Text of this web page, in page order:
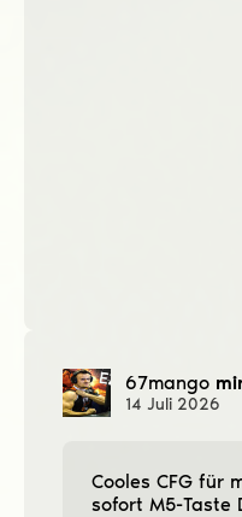
67mango
14 Juli 2026
Cooles CFG für
sofort M5-Taste